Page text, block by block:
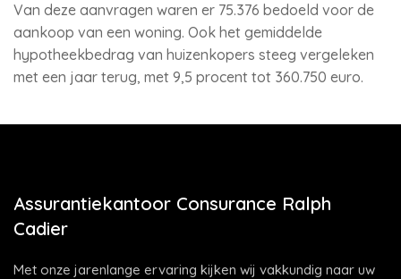
Van deze aanvragen waren er 75.376 bedoeld voor de
aankoop van een woning. Ook het gemiddelde
hypotheekbedrag van huizenkopers steeg vergeleken
met een jaar terug, met 9,5 procent tot 360.750 euro.
Assurantiekantoor Consurance Ralph
Cadier
Met onze jarenlange ervaring kijken wij vakkundig naar uw